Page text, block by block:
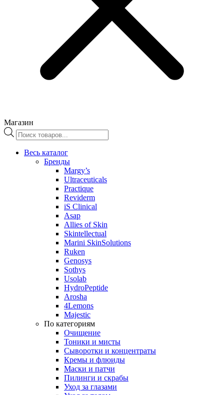
Магазин
Поиск
товаров
Весь каталог
Бренды
Margy’s
Ultraceuticals
Practique
Reviderm
iS Clinical
Asap
Allies of Skin
Skintellectual
Marini SkinSolutions
Ruken
Genosys
Sothys
Usolab
HydroPeptide
Arosha
4Lemons
Majestic
По категориям
Очищение
Тоники и мисты
Сыворотки и концентраты
Кремы и флюиды
Маски и патчи
Пилинги и скрабы
Уход за глазами